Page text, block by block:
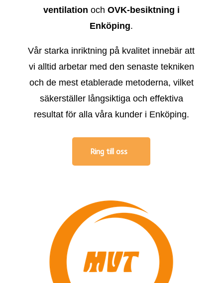
ventilation och OVK-besiktning i
Enköping.
Vår starka inriktning på kvalitet innebär att
vi alltid arbetar med den senaste tekniken
och de mest etablerade metoderna, vilket
säkerställer långsiktiga och effektiva
resultat för alla våra kunder i Enköping.
Ring till oss